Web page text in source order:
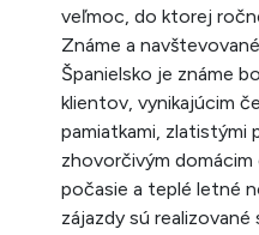
veľmoc, do ktorej
Známe a
Španielsko je známe
klientov, vynikajúcim
pamiatkami, zlatistými
zhovorčivým
počasie a teplé letné
zájazdy sú